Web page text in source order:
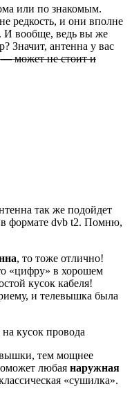
или по знакомым.
редкость, и они вполне
И вообще, ведь вы же
Значит, антенна у вас
может не стоит и
так же подойдет
в формате dvb t2. Помню,
, то тоже отлично!
«цифру» в хорошем
кусок кабеля!
и телевышка была
кусок провода
тем мощнее
любая наружная
«сушилка».